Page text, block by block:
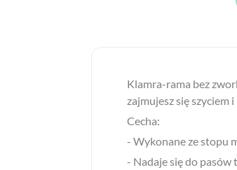
Klamra-rama bez
zajmujesz się szyciem
Cecha:
- Wykonane ze stopu
- Nadaje się do pasów